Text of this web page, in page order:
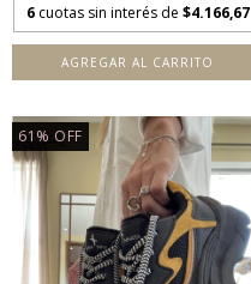
6 cuotas sin interés de $4.166,67
AGREGAR AL CARRITO
61 % OFF